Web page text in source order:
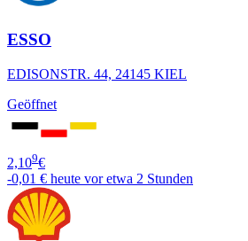
ESSO
EDISONSTR. 44, 24145 KIEL
Geöffnet
2,109€
-0,01 € heute vor etwa 2 Stunden